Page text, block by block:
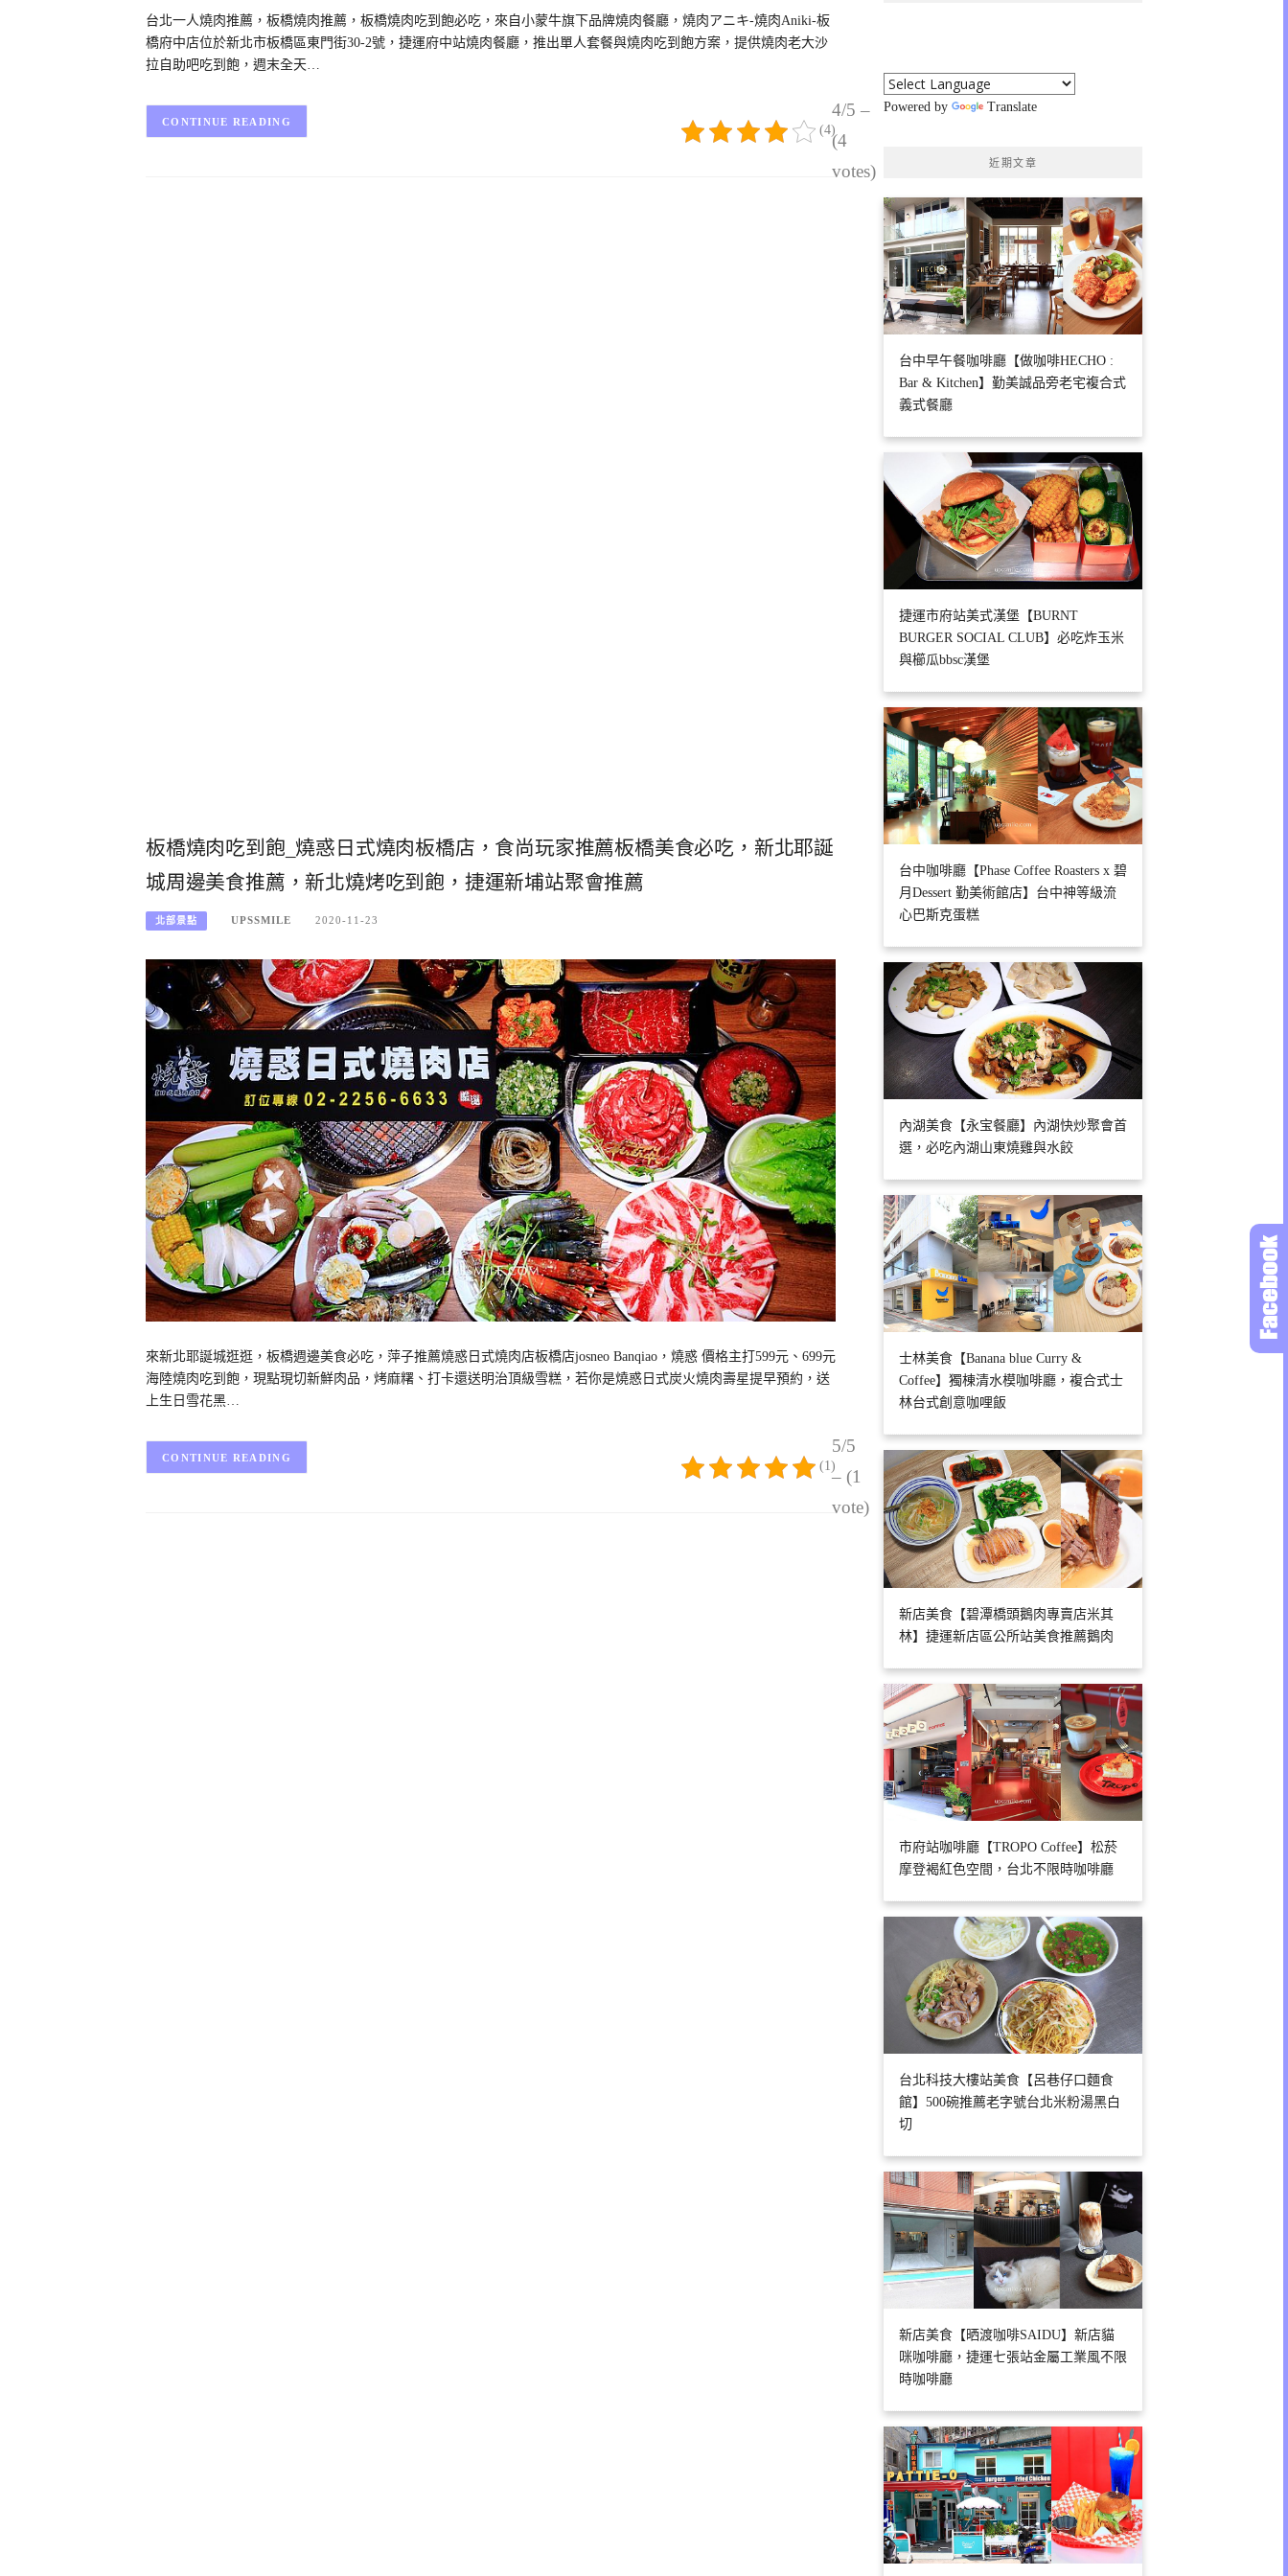
台北一人燒肉推薦，板橋燒肉推薦，板橋燒肉吃到飽必吃，來自小蒙牛旗下品牌燒肉餐廳，燒肉アニキ-燒肉Aniki-板
橋府中店位於新北市板橋區東門街30-2號，捷運府中站燒肉餐廳，推出單人套餐與燒肉吃到飽方案，提供燒肉老大沙
拉自助吧吃到飽，週末全天…
4/5 –
(4
votes)
(4)
CONTINUE READING
板橋燒肉吃到飽_燒惑日式燒肉板橋店，食尚玩家推薦板橋美食必吃，新北耶誕
城周邊美食推薦，新北燒烤吃到飽，捷運新埔站聚會推薦
北部景點 UPSSMILE 2020-11-23
來新北耶誕城逛逛，板橋週邊美食必吃，萍子推薦燒惑日式燒肉店板橋店josneo Banqiao，燒惑 價格主打599元、699元
海陸燒肉吃到飽，現點現切新鮮肉品，烤麻糬、打卡還送明治頂級雪糕，若你是燒惑日式炭火燒肉壽星提早預約，送
上生日雪花黑…
5/5
– (1
vote)
(1)
CONTINUE READING
Powered by Translate
近期文章
台中早午餐咖啡廳【做咖啡HECHO :
Bar & Kitchen】勤美誠品旁老宅複合式
義式餐廳
捷運市府站美式漢堡【BURNT
BURGER SOCIAL CLUB】必吃炸玉米
與櫛瓜bbsc漢堡
台中咖啡廳【Phase Coffee Roasters x 碧
月Dessert 勤美術館店】台中神等級流
心巴斯克蛋糕
內湖美食【永宝餐廳】內湖快炒聚會首
選，必吃內湖山東燒雞與水餃
士林美食【Banana blue Curry &
Coffee】獨棟清水模咖啡廳，複合式士
林台式創意咖哩飯
新店美食【碧潭橋頭鵝肉專賣店米其
林】捷運新店區公所站美食推薦鵝肉
市府站咖啡廳【TROPO Coffee】松菸
摩登褐紅色空間，台北不限時咖啡廳
台北科技大樓站美食【呂巷仔口麵食
館】500碗推薦老字號台北米粉湯黑白
切
新店美食【晒渡咖啡SAIDU】新店貓
咪咖啡廳，捷運七張站金屬工業風不限
時咖啡廳